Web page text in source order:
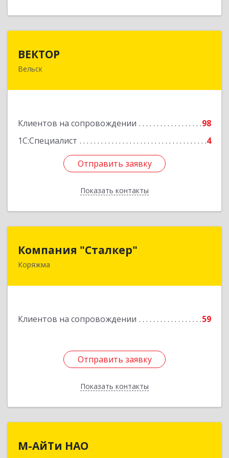
ВЕКТОР
Вельск
Клиентов на сопровождении
98
1С:Специалист
4
Отправить заявку
Показать контакты
Отправить заявку
Назад
Компания "Сталкер"
Коряжма
Клиентов на сопровождении 59
Отправить заявку
Показать контакты
Отправить заявку
Назад
М-АйТи НАО